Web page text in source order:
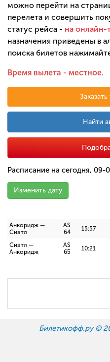
можно перейти на
перелета и совершить
статус рейса - на онлайн-
назначения приведены в
поиска билетов
Время вылета - местное.
Найти
Расписание на сегодня, 09-
Изменить дату
Анкоридж —
Сиэтл
AS
64
15:57
Сиэтл —
Анкоридж
AS
65
10:21
Билетикофф.ру ©